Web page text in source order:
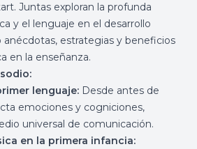
Juntas exploran la profunda
y el lenguaje en el desarrollo
estrategias y beneficios
en la enseñanza.
lenguaje: Desde antes de
emociones y cogniciones,
universal de comunicación.
en la primera infancia: